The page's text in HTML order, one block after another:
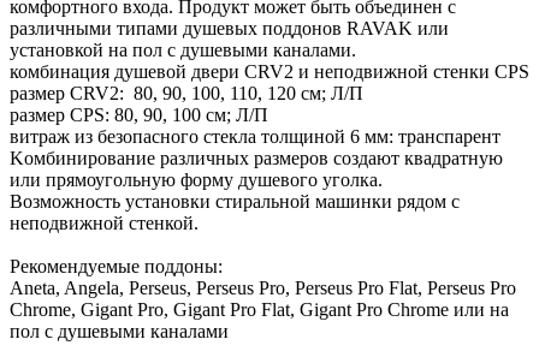
комфортного входа. Продукт может быть объединен с
различными типами душевых поддонов RAVAK или
установкой на пол с душевыми каналами.
комбинация душевой двери CRV2 и неподвижной стенки CPS
размер CRV2: 80, 90, 100, 110, 120 cм; Л/П
размер CPS: 80, 90, 100 cм; Л/П
витраж из безопасного стекла толщиной 6 мм: транспарент
Kомбинирование различных размеров создают квадратную
или прямоугольную форму душевого уголка.
Возможность установки стиральной машинки рядом с
неподвижной стенкой.
Рекомендуемые поддоны:
Aneta, Angela, Perseus, Perseus Pro, Perseus Pro Flat, Perseus Pro
Chrome, Gigant Pro, Gigant Pro Flat, Gigant Pro Chrome или на
пол с душевыми каналами